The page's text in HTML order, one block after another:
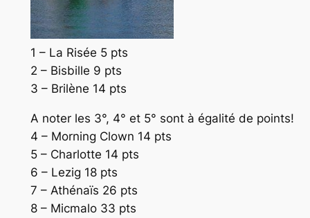
1 – La Risée 5 pts
2 – Bisbille 9 pts
3 – Brilène 14 pts
A noter les 3°, 4° et 5° sont à égalité de points!
4 – Morning Clown 14 pts
5 – Charlotte 14 pts
6 – Lezig 18 pts
7 – Athénaïs 26 pts
8 – Micmalo 33 pts